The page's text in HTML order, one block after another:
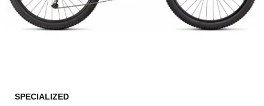
SPECIALIZED